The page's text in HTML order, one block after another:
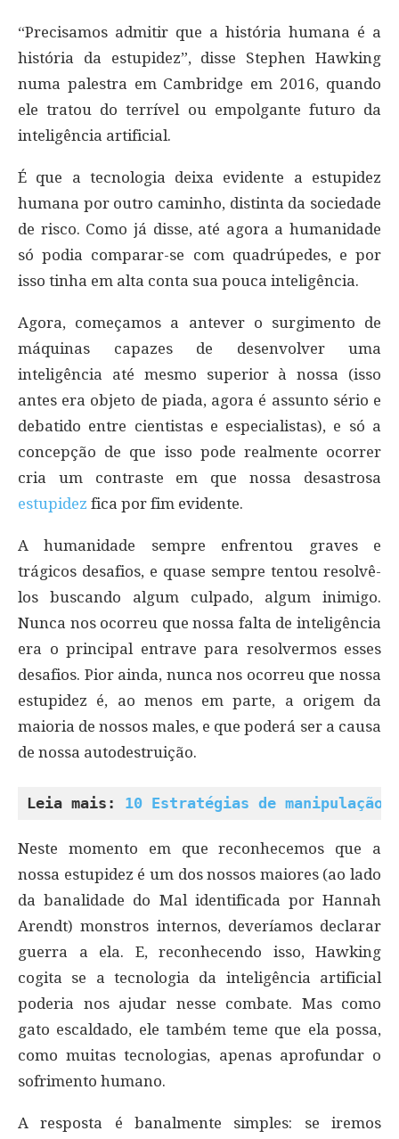
“Precisamos admitir que a história humana é a
história da estupidez”, disse Stephen Hawking
numa palestra em Cambridge em 2016, quando
ele tratou do terrível ou empolgante futuro da
inteligência artificial.
É que a tecnologia deixa evidente a estupidez
humana por outro caminho, distinta da sociedade
de risco. Como já disse, até agora a humanidade
só podia comparar-se com quadrúpedes, e por
isso tinha em alta conta sua pouca inteligência.
Agora, começamos a antever o surgimento de
máquinas capazes de desenvolver uma
inteligência até mesmo superior à nossa (isso
antes era objeto de piada, agora é assunto sério e
debatido entre cientistas e especialistas), e só a
concepção de que isso pode realmente ocorrer
cria um contraste em que nossa desastrosa
estupidez fica por fim evidente.
A humanidade sempre enfrentou graves e
trágicos desafios, e quase sempre tentou resolvê-
los buscando algum culpado, algum inimigo.
Nunca nos ocorreu que nossa falta de inteligência
era o principal entrave para resolvermos esses
desafios. Pior ainda, nunca nos ocorreu que nossa
estupidez é, ao menos em parte, a origem da
maioria de nossos males, e que poderá ser a causa
de nossa autodestruição.
Leia mais: 10 Estratégias de manipulação
Neste momento em que reconhecemos que a
nossa estupidez é um dos nossos maiores (ao lado
da banalidade do Mal identificada por Hannah
Arendt) monstros internos, deveríamos declarar
guerra a ela. E, reconhecendo isso, Hawking
cogita se a tecnologia da inteligência artificial
poderia nos ajudar nesse combate. Mas como
gato escaldado, ele também teme que ela possa,
como muitas tecnologias, apenas aprofundar o
sofrimento humano.
A resposta é banalmente simples: se iremos